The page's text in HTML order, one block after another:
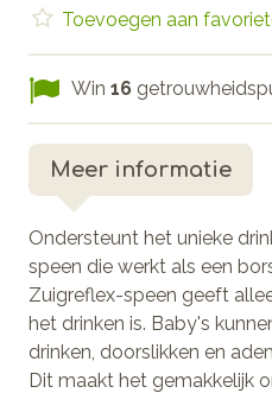
Toevoegen aan
Win 16
Meer informatie
Ondersteunt het unieke
speen die werkt als een
Zuigreflex-speen geeft
het drinken is. Baby's
drinken, doorslikken en
Dit maakt het gemakkelijk